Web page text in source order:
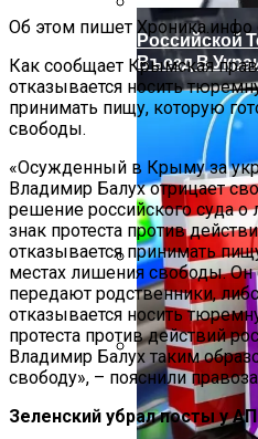
Трампа: Что
Кризис
Ужасающая
Обстановки
Российской
Въезд В
Об этом пишет Хроника.инфо
Как сообщает Крымская
отказывается носить
принимать пищу, которую
свободы.
«Осужденный в Крыму за
Владимир Балух отрицает
решение российского суда
знак протеста против
отказывается принимать
местах лишения свободы. Он
передают родственники,
отказывается носить
протеста против действий
Владимир Балух таким
свободу», – пояснили
Зеленский убрал посты у